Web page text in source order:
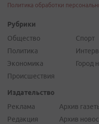
Политика обработки
Рубрики
Общество
Политика
Экономика
Происшествия
Спорт
Город
Издательство
Реклама
Редакция
Архив
Архив